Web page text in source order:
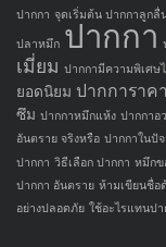
ปากกา จุดเริ่มต้น ปากกาลูกลื่
ปลาหมึก ปากกา
เมี่ยม ปากกามีความพิเศษ
ยอดนิยม ปากการาค
ซึม ปากกาหมึกแห้ง ปากกาอ
อันตราย จริงหรือ ปากกาในปั
ปากกา วิธีเลือก ปากกา หมึกข
ปากกา อันตราย ห้ามเขียนชื่อ
อย่างปลอดภัย ใช้อะไรแทนปา